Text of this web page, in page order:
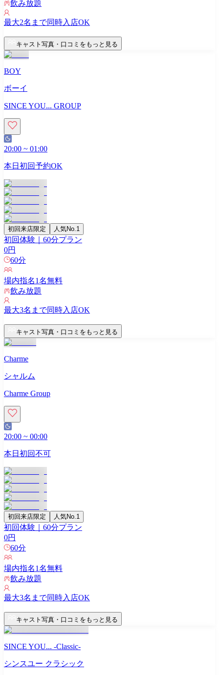
飲み放題
最大2名まで同時入店OK
キャスト写真・口コミをもっと見る
BOY
ボーイ
SINCE YOU... GROUP
20:00 ~ 01:00
本日初回予約OK
初回来店限定 人気No.1
初回体験｜60分プラン
0円
60分
場内指名1名無料
飲み放題
最大3名まで同時入店OK
キャスト写真・口コミをもっと見る
Charme
シャルム
Charme Group
20:00 ~ 00:00
本日初回不可
初回来店限定 人気No.1
初回体験｜60分プラン
0円
60分
場内指名1名無料
飲み放題
最大3名まで同時入店OK
キャスト写真・口コミをもっと見る
SINCE YOU... -Classic-
シンスユー クラシック